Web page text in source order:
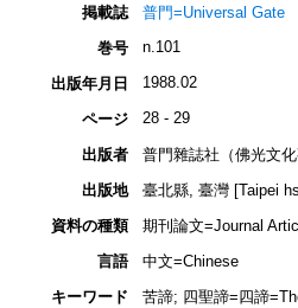
掲載誌
普門=Universal Gate
巻号
n.101
出版年月日 1988.02
ページ 28 - 29
出版者
普門雜誌社（佛光文
出版地
臺北縣, 臺灣 [Taipei
資料の種類
期刊論文=Journal
言語
中文=Chinese
キーワード
苦諦; 四聖諦=四諦